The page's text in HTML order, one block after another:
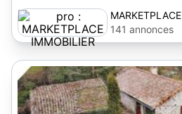
MARKETPLACE
IMMOBILIER
141 annonces